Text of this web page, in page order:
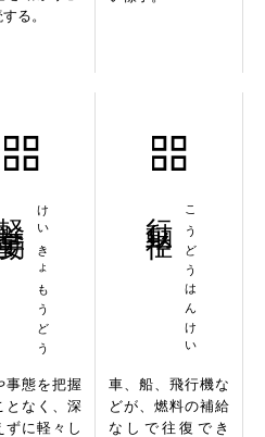
る。
けいきょもうどう
事態を把握
となく、深
ずに軽々し
こうどうはんけい
車、船、飛行機な
どが、燃料の補給
なしで往復でき